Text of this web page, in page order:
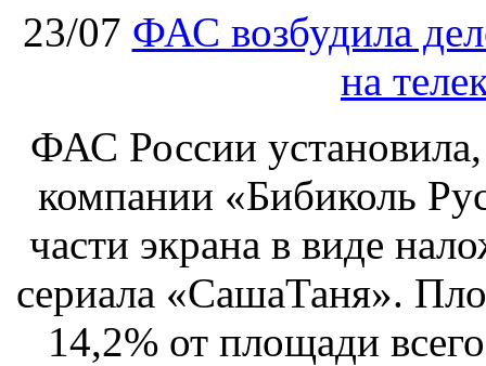
23/07 ФАС возбудила
на
ФАС России установила,
компании «Бибиколь
части экрана в виде
сериала «СашаТаня».
14,2% от площади